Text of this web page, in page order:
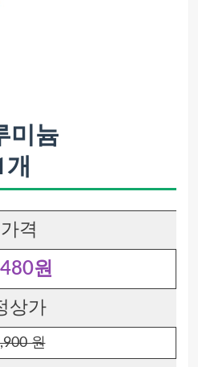
미늄
가격
원
상가
원